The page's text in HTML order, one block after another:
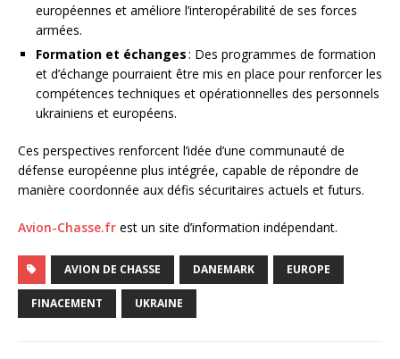
européennes et améliore l’interopérabilité de ses forces
armées.
Formation et échanges: Des programmes de formation
et d’échange pourraient être mis en place pour renforcer les
compétences techniques et opérationnelles des personnels
ukrainiens et européens.
Ces perspectives renforcent l’idée d’une communauté de
défense européenne plus intégrée, capable de répondre de
manière coordonnée aux défis sécuritaires actuels et futurs.
Avion-Chasse.fr est un site d’information indépendant.
AVION DE CHASSE DANEMARK EUROPE
FINACEMENT UKRAINE